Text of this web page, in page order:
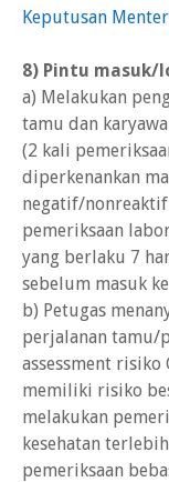
Keputusan
8) Pintu masuk/
a) Melakukan
tamu dan
(2 kali
diperkenankan
negatif/nonreaktif
pemeriksaan
yang berlaku 7
sebelum masuk
b) Petugas
perjalanan tamu/
assessment risiko
memiliki risiko
melakukan
kesehatan
pemeriksaan